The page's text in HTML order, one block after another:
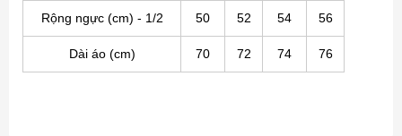
Rộng ngực (cm) - 1/2 50 52 54 56
Dài áo (cm) 70 72 74 76